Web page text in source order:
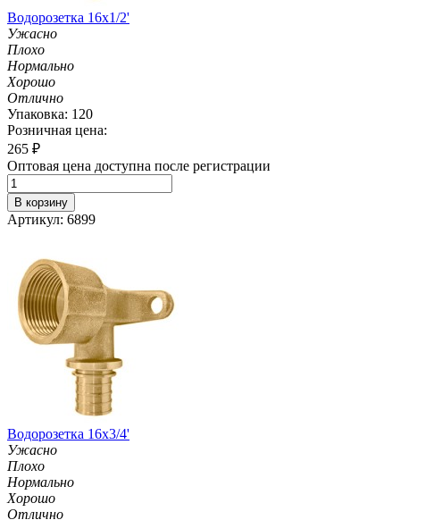
Водорозетка 16х1/2'
Ужасно
Плохо
Нормально
Хорошо
Отлично
Упаковка: 120
Розничная цена:
265 ₽
Оптовая цена доступна после регистрации
В корзину
Артикул: 6899
Водорозетка 16х3/4'
Ужасно
Плохо
Нормально
Хорошо
Отлично